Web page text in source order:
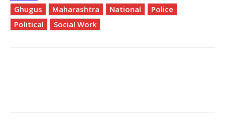
Ghugus
Maharashtra National
Police
Political
Social Work